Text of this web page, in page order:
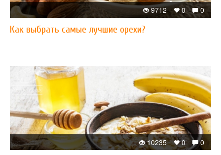
0
0
9712
Как выбрать самые лучшие орехи?
0
0
10235